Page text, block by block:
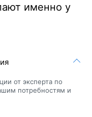
расслабляющим
сиденье и шее. Или
от спа-
спа-бассейн
и
именно у
от эксперта по
потребностям и